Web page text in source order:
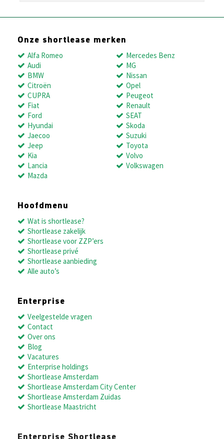
Onze shortlease merken
Alfa Romeo
Audi
BMW
Citroën
CUPRA
Fiat
Ford
Hyundai
Jaecoo
Jeep
Kia
Lancia
Mazda
Mercedes Benz
MG
Nissan
Opel
Peugeot
Renault
SEAT
Skoda
Suzuki
Toyota
Volvo
Volkswagen
Hoofdmenu
Wat is shortlease?
Shortlease zakelijk
Shortlease voor ZZP’ers
Shortlease privé
Shortlease aanbieding
Alle auto’s
Enterprise
Veelgestelde vragen
Contact
Over ons
Blog
Vacatures
Enterprise holdings
Shortlease Amsterdam
Shortlease Amsterdam City Center
Shortlease Amsterdam Zuidas
Shortlease Maastricht
Enterprise Shortlease